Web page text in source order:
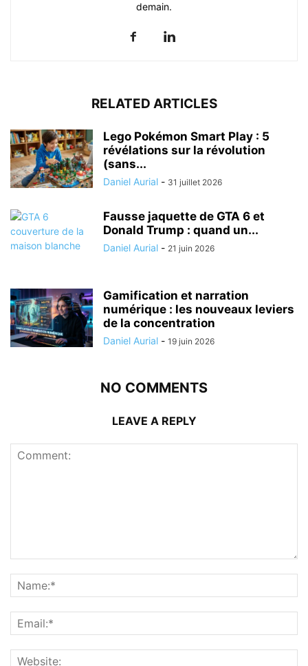
demain.
RELATED ARTICLES
Lego Pokémon Smart Play : 5
révélations sur la révolution
(sans...
Daniel Aurial - 31 juillet 2026
Fausse jaquette de GTA 6 et
Donald Trump : quand un...
Daniel Aurial - 21 juin 2026
Gamification et narration
numérique : les nouveaux leviers
de la concentration
Daniel Aurial - 19 juin 2026
NO COMMENTS
LEAVE A REPLY